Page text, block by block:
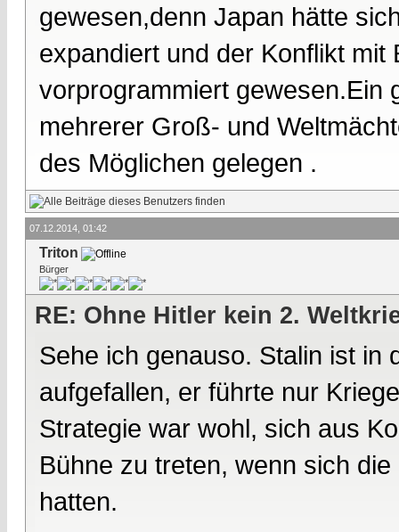
gewesen,denn Japan hätte
expandiert und der Konflikt
vorprogrammiert gewesen.Ein
mehrerer Groß- und
des Möglichen gelegen .
07.12.2014, 01:42
Triton
Bürger
RE: Ohne Hitler kein 2.
Sehe ich genauso. Stalin ist in
aufgefallen, er führte nur
Strategie war wohl, sich aus
Bühne zu treten, wenn sich
hatten.